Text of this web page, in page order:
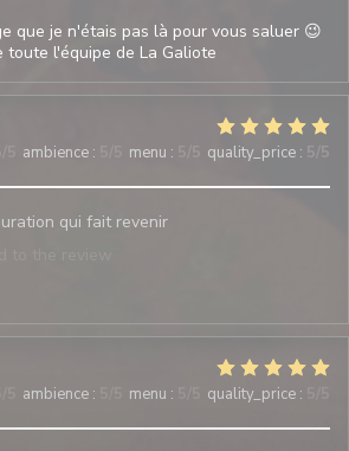
que je n'étais pas là pour vous saluer 😉
toute l'équipe de La Galiote
ambience : menu : quality_price : 5/5
qui fait revenir
ambience : menu : quality_price :